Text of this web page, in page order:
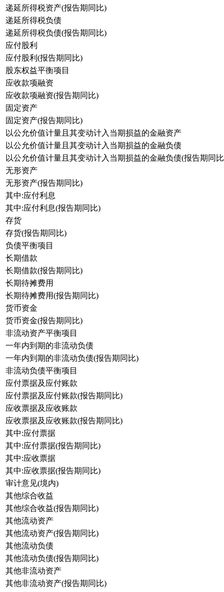
递延所得税资产(报告期同比)
递延所得税负债
递延所得税负债(报告期同比)
应付股利
应付股利(报告期同比)
股东权益平衡项目
应收款项融资
应收款项融资(报告期同比)
固定资产
固定资产(报告期同比)
以公允价值计量且其变动计入当期损益的金融资产
以公允价值计量且其变动计入当期损益的金融负债
以公允价值计量且其变动计入当期损益的金融负债(报告期同
无形资产
无形资产(报告期同比)
其中:应付利息
其中:应付利息(报告期同比)
存货
存货(报告期同比)
负债平衡项目
长期借款
长期借款(报告期同比)
长期待摊费用
长期待摊费用(报告期同比)
货币资金
货币资金(报告期同比)
非流动资产平衡项目
一年内到期的非流动负债
一年内到期的非流动负债(报告期同比)
非流动负债平衡项目
应付票据及应付账款
应付票据及应付账款(报告期同比)
应收票据及应收账款
应收票据及应收账款(报告期同比)
其中:应付票据
其中:应付票据(报告期同比)
其中:应收票据
其中:应收票据(报告期同比)
审计意见(境内)
其他综合收益
其他综合收益(报告期同比)
其他流动资产
其他流动资产(报告期同比)
其他流动负债
其他流动负债(报告期同比)
其他非流动资产
其他非流动资产(报告期同比)